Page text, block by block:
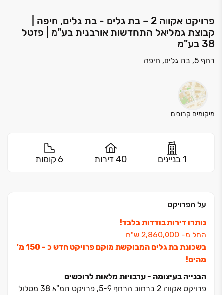
פרויקט אקווה 2 – בת גלים - בת גלים, חיפה |
קבוצת גמליאל התחדשות אורבנית בע"מ | פזטל
38 בע"מ
רחף 5, בת גלים, חיפה
מיקומים קרובים
1 בניינים 40 דירות 6 קומות
על הפרויקט
נותרו דירות בודדות בלבד!
החל מ- ‏2,860,000 ש"ח
בשכונת בת גלים המבוקשת מוקם פרויקט חדש כ - ‏150 מ'
מהים!
הבנייה בעיצומה - ערבויות מלאות לרוכשים
פרויקט אקווה ‏2 ברחוב הרחף ‏5-9, פרויקט תמ"א ‏38 מסלול